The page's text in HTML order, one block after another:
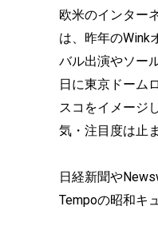
欧米のインター
は、昨年のWink
バル出演やソー
日に東京ドーム
スコをイメージ
気・注目度は止
日経新聞や
Tempoの昭和キ